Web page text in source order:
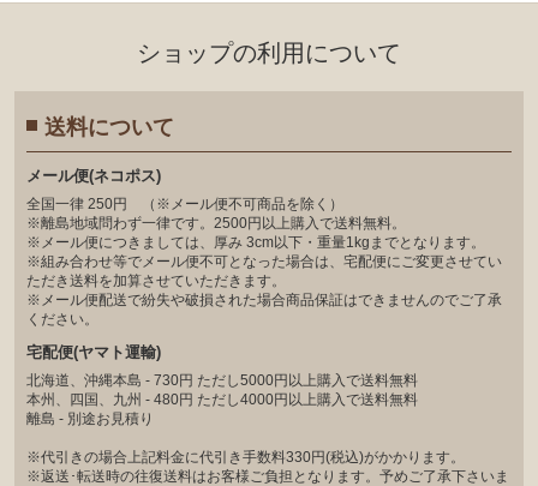
ショップの利⽤について
送料について
メール便(ネコポス)
全国一律 250円 （※メール便不可商品を除く）
※離島地域問わず一律です。2500円以上購入で送料無料。
※メール便につきましては、厚み 3cm以下・重量1kgまでとなります。
※組み合わせ等でメール便不可となった場合は、宅配便にご変更させてい
ただき送料を加算させていただきます。
※メール便配送で紛失や破損された場合商品保証はできませんのでご了承
ください。
宅配便(ヤマト運輸)
北海道、沖縄本島 - 730円 ただし5000円以上購入で送料無料
本州、四国、九州 - 480円 ただし4000円以上購入で送料無料
離島 - 別途お見積り
※代引きの場合上記料金に代引き手数料330円(税込)がかかります。
※返送･転送時の往復送料はお客様ご負担となります。予めご了承下さいま